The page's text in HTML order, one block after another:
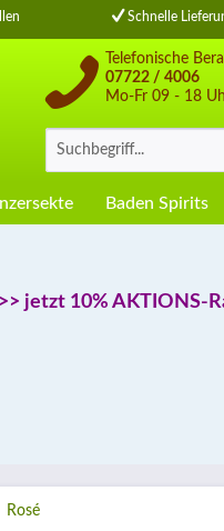
Schnelle
Telefonische
07722 / 4006
Mo-Fr 09 - 18
Baden Spirits
jetzt 10% AKTIONS-
Rosé